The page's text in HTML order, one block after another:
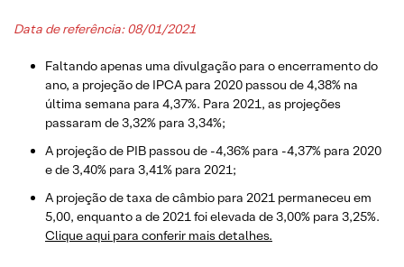
Data de referência: 08/01/2021
Faltando apenas uma divulgação para o encerramento do
ano, a projeção de IPCA para 2020 passou de 4,38% na
última semana para 4,37%. Para 2021, as projeções
passaram de 3,32% para 3,34%;
A projeção de PIB passou de -4,36% para -4,37% para 2020
e de 3,40% para 3,41% para 2021;
A projeção de taxa de câmbio para 2021 permaneceu em
5,00, enquanto a de 2021 foi elevada de 3,00% para 3,25%.
Clique aqui para conferir mais detalhes.